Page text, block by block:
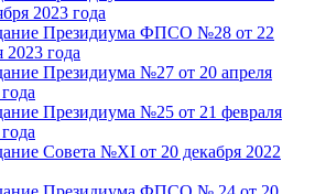
2023 года
Президиума ФПСО №28 от 22
года
Президиума №27 от 20 апреля
Президиума №25 от 21 февраля
Совета №XI от 20 декабря 2022